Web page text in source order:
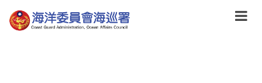
到
主